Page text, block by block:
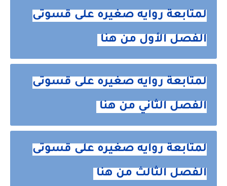
لمتابعة روايه صغيره على قسوتى
الفصل الأول من هنا
لمتابعة روايه صغيره على قسوتى
الفصل الثاني من هنا
لمتابعة روايه صغيره على قسوتى
الفصل الثالث من هنا